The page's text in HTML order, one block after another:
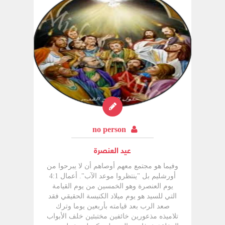
no person
عيد العنصرة
وفيما هو مجتمع معهم أوصاهم أن لا يبرحوا من
أورشليم بل "ينتظروا موعد الآب". أعمال 4:1
يوم العنصرة وهو الخمسين من يوم القيامة
التي للسيد هو يوم ميلاد الكنيسة الحقيقي فقد
صعد الرب بعد قيامته بأربعين يوما وترك
تلاميذه مذعورين خائفين مختبئين خلف الأبواب